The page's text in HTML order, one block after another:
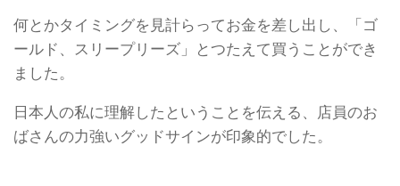
何とかタイミングを見計らってお金を差し出し、「ゴ
ールド、スリープリーズ」とつたえて買うことができ
ました。
日本人の私に理解したということを伝える、店員のお
ばさんの力強いグッドサインが印象的でした。